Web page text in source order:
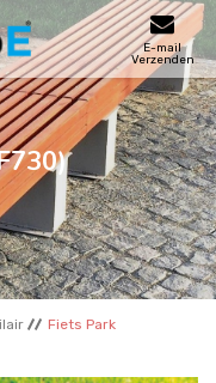
E-mail
Verzenden
Fiets Park